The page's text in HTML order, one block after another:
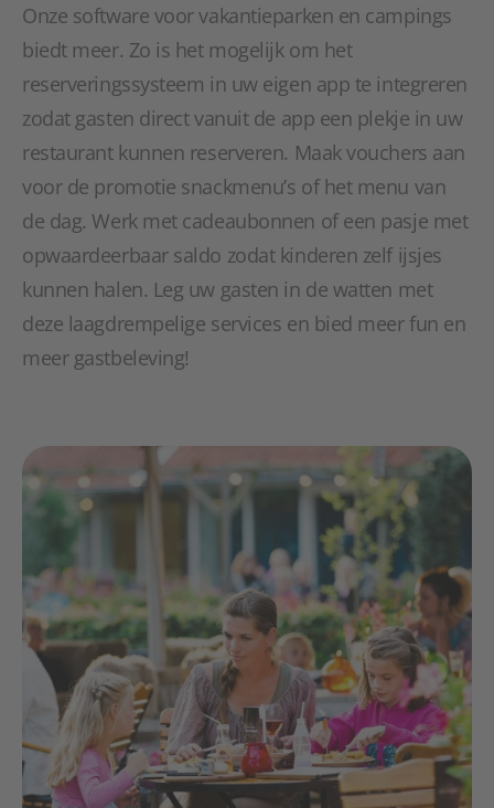
Onze software voor vakantieparken en campings
biedt meer. Zo is het mogelijk om het
reserveringssysteem in uw eigen app te integreren
zodat gasten direct vanuit de app een plekje in uw
restaurant kunnen reserveren. Maak vouchers aan
voor de promotie snackmenu’s of het menu van
de dag. Werk met cadeaubonnen of een pasje met
opwaardeerbaar saldo zodat kinderen zelf ijsjes
kunnen halen. Leg uw gasten in de watten met
deze laagdrempelige services en bied meer fun en
meer gastbeleving!